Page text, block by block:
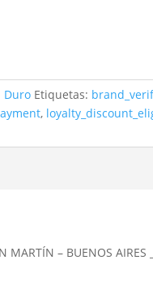
Duro Etiquetas:
,
MARTÍN – BUENOS AIRES